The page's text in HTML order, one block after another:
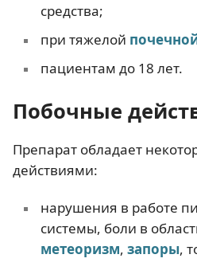
средства;
при тяжелой
пациентам до 18 лет.
Побочные
Препарат обладает
действиями:
нарушения в работе
системы, боли в
метеоризм, запоры,